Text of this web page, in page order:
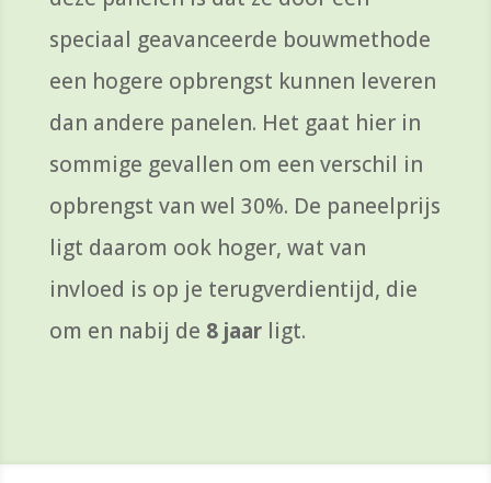
speciaal geavanceerde bouwmethode
een hogere opbrengst kunnen leveren
dan andere panelen. Het gaat hier in
sommige gevallen om een verschil in
opbrengst van wel 30%. De paneelprijs
ligt daarom ook hoger, wat van
invloed is op je terugverdientijd, die
om en nabij de 8 jaar ligt.